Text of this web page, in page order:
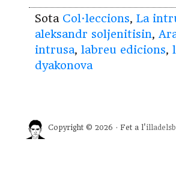
Sota Col·leccions, La
aleksandr soljenitisin,
intrusa, labreu edicions,
dyakonova
Copyright © 2026 · Fet a l'